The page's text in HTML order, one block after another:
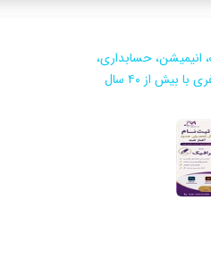
حسابداری،
معماری، طراحی دوخت | مدیریت سرکار خانم مظفری با بیش از ۴۰ سال